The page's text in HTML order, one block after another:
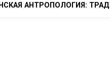
АНТРОПОЛОГИЯ: